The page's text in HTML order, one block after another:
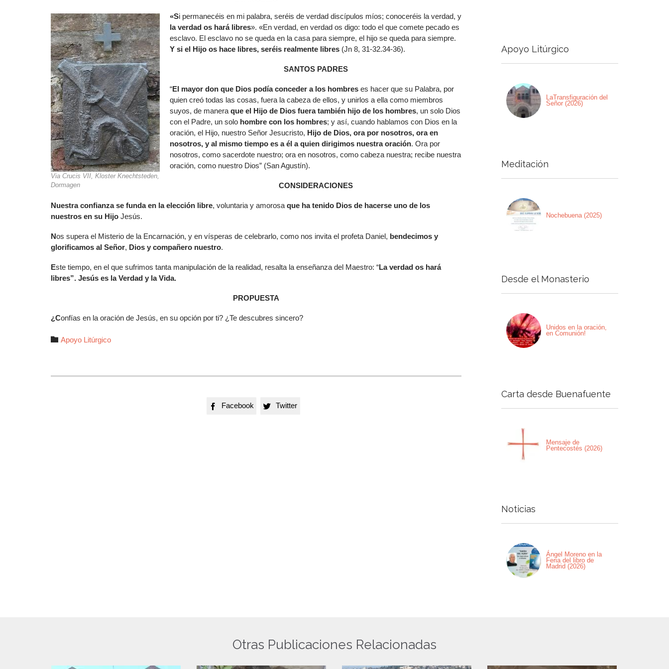
Via Crucis VII, Kloster Knechtsteden,
Dormagen
«Si permanecéis en mi palabra, seréis de verdad discípulos míos; conoceréis la verdad, y
la verdad os hará libres». «En verdad, en verdad os digo: todo el que comete pecado es
esclavo. El esclavo no se queda en la casa para siempre, el hijo se queda para siempre.
Y si el Hijo os hace libres, seréis realmente libres (Jn 8, 31-32.34-36).
SANTOS PADRES
“El mayor don que Dios podía conceder a los hombres es hacer que su Palabra, por
quien creó todas las cosas, fuera la cabeza de ellos, y unirlos a ella como miembros
suyos, de manera que el Hijo de Dios fuera también hijo de los hombres, un solo Dios
con el Padre, un solo hombre con los hombres; y así, cuando hablamos con Dios en la
oración, el Hijo, nuestro Señor Jesucristo, Hijo de Dios, ora por nosotros, ora en
nosotros, y al mismo tiempo es a él a quien dirigimos nuestra oración. Ora por
nosotros, como sacerdote nuestro; ora en nosotros, como cabeza nuestra; recibe nuestra
oración, como nuestro Dios” (San Agustín).
CONSIDERACIONES
Nuestra confianza se funda en la elección libre, voluntaria y amorosa que ha tenido Dios de hacerse uno de los
nuestros en su Hijo Jesús.
Nos supera el Misterio de la Encarnación, y en vísperas de celebrarlo, como nos invita el profeta Daniel, bendecimos y
glorificamos al Señor, Dios y compañero nuestro.
Este tiempo, en el que sufrimos tanta manipulación de la realidad, resalta la enseñanza del Maestro: “La verdad os hará
libres”. Jesús es la Verdad y la Vida.
PROPUESTA
¿Confías en la oración de Jesús, en su opción por ti? ¿Te descubres sincero?
 Autor
Apoyo Litúrgico
 Facebook  Twitter
Apoyo Litúrgico
LaTransfiguración del
Señor (2026)
Meditación
Nochebuena (2025)
Desde el Monasterio
Unidos en la oración,
en Comunión!
Carta desde Buenafuente
Mensaje de
Pentecostés (2026)
Noticias
Ángel Moreno en la
Feria del libro de
Madrid (2026)
Otras Publicaciones Relacionadas